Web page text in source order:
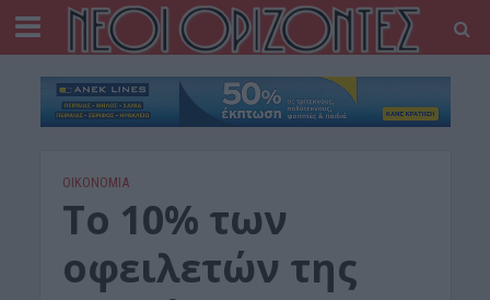
ΟΙΚΟΝΟΜΙΑ
Το 10% των
οφειλετών της